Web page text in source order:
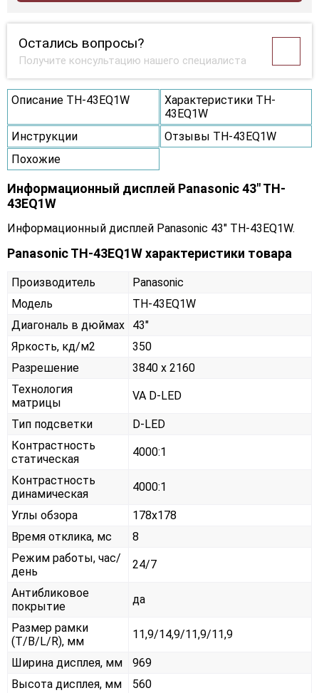
Остались вопросы?
Получите консультацию нашего специалиста
Описание TH-43EQ1W
Характеристики TH-
43EQ1W
Инструкции
Отзывы TH-43EQ1W
Похожие
Информационный дисплей Panasonic 43" TH-
43EQ1W
Информационный дисплей Panasonic 43" TH-43EQ1W.
Panasonic TH-43EQ1W характеристики товара
Производитель
Panasonic
Модель
TH-43EQ1W
Диагональ в дюймах
43"
Яркость, кд/м2
350
Разрешение
3840 x 2160
Технология
матрицы
VA D-LED
Тип подсветки
D-LED
Контрастность
статическая
4000:1
Контрастность
динамическая
4000:1
Углы обзора
178x178
Время отклика, мс
8
Режим работы, час/
день
24/7
Антибликовое
покрытие
да
Размер рамки
(T/B/L/R), мм
11,9/14,9/11,9/11,9
Ширина дисплея, мм
969
Высота дисплея, мм
560